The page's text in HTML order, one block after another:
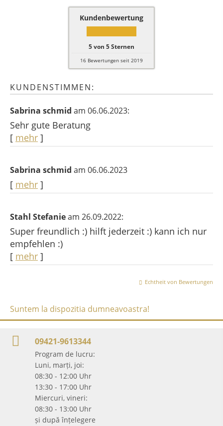
Kundenbewertung
5von 5Sternen
16 Bewertungen seit 2019
KUNDENSTIMMEN:
Sabrina schmid am 06.06.2023:
Sehr gute Beratung
[ mehr ]
Sabrina schmid am 06.06.2023
[ mehr ]
Stahl Stefanieam 26.09.2022:
Super freundlich :) hilft jederzeit :) kann ich nur
empfehlen :)
[ mehr ]
Echtheit von Bewertungen
Suntem la dispozitia dumneavoastra!
09421-9613344
Program de lucru:
Luni, marți, joi:
08:30 - 12:00 Uhr
13:30 - 17:00 Uhr
Miercuri, vineri:
08:30 - 13:00 Uhr
și după înțelegere